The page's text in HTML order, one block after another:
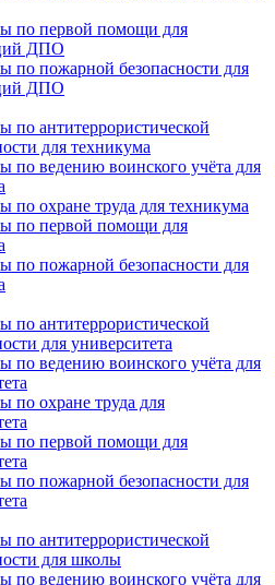
по первой помощи для
ДПО
по пожарной безопасности для
ДПО
по антитеррористической
для техникума
по ведению воинского учёта для
по охране труда для техникума
по первой помощи для
по пожарной безопасности для
по антитеррористической
для университета
по ведению воинского учёта для
по охране труда для
по первой помощи для
по пожарной безопасности для
по антитеррористической
для школы
по ведению воинского учёта для